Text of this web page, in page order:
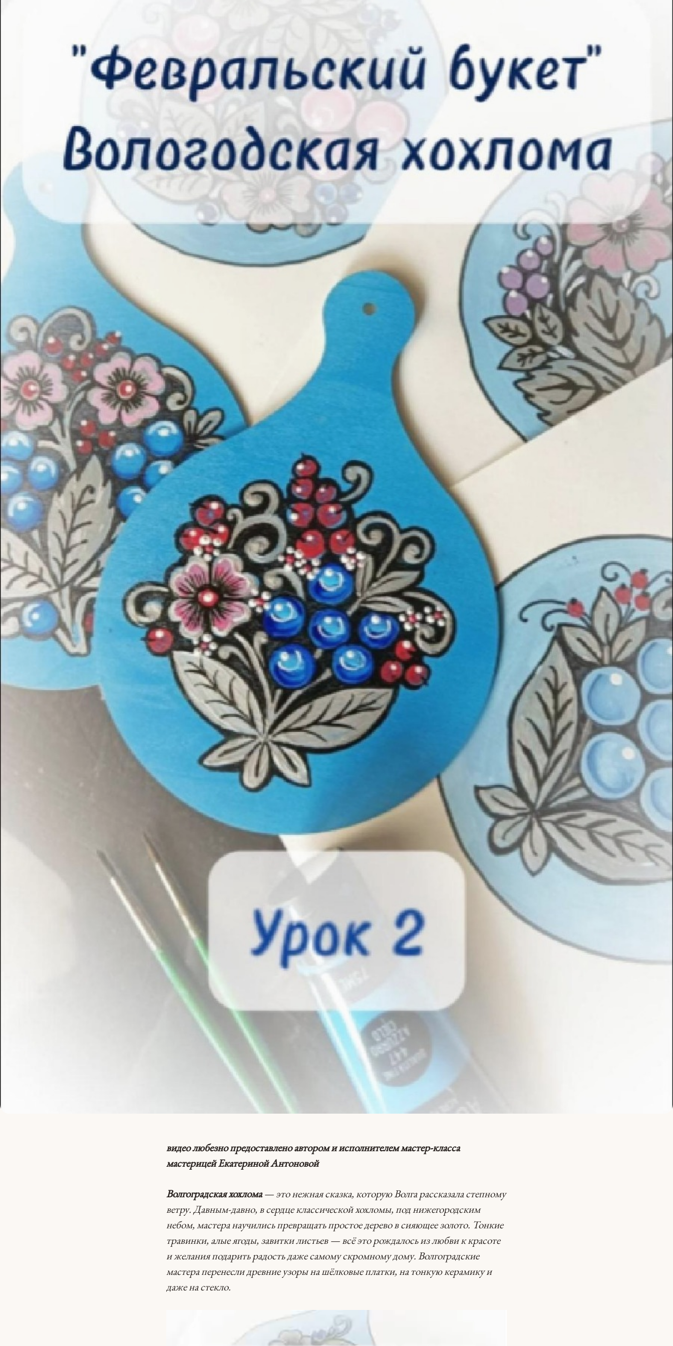
видео любезно предоставлено автором и исполнителем мастер-класса
мастерицей Екатериной Антоновой
Волгоградская хохлома— это нежная сказка, которую Волга рассказала степному
ветру. Давным-давно, в сердце классической хохломы, под нижегородским
небом, мастера научились превращать простое дерево в сияющее золото. Тонкие
травинки, алые ягоды, завитки листьев — всё это рождалось из любви к красоте
и желания подарить радость даже самому скромному дому. Волгоградские
мастера перенесли древние узоры на шёлковые платки, на тонкую керамику и
даже на стекло.